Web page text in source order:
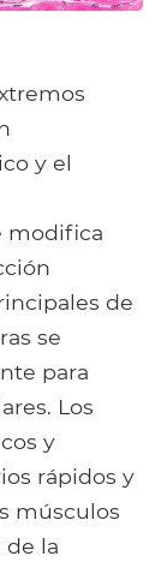
y el
modifica
de
se
para
Los
y
rápidos y
músculos
de la